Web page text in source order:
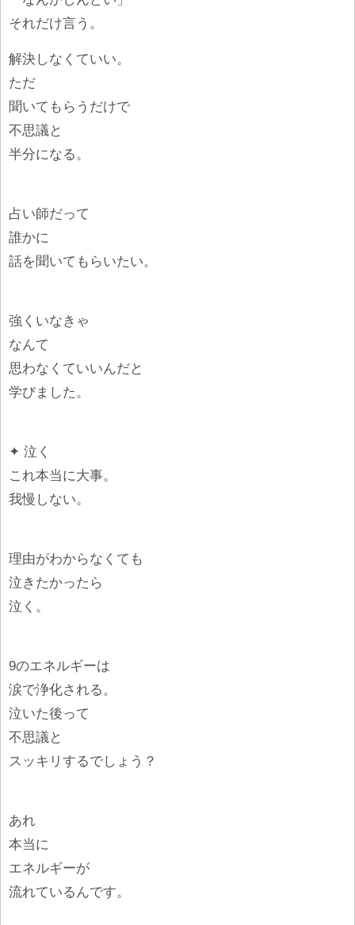
それだけ言う。
解決しなくていい。
ただ
聞いてもらうだけで
不思議と
半分になる。
占い師だって
誰かに
話を聞いてもらいたい。
強くいなきゃ
なんて
思わなくていいんだと
学びました。
✦ 泣く
これ本当に大事。
我慢しない。
理由がわからなくても
泣きたかったら
泣く。
9のエネルギーは
涙で浄化される。
泣いた後って
不思議と
スッキリするでしょう？
あれ
本当に
エネルギーが
流れているんです。